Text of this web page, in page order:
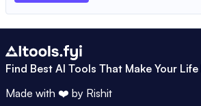
Find Best AI Tools That Make Your Life
Made with ❤️ by Rishit